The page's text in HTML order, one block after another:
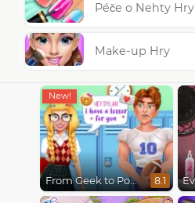
Péče o Nehty Hry
Make-up Hry
From Geek to Popular Girl 8.1